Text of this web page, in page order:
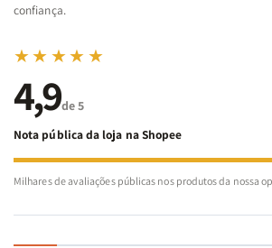
confiança.
★★★★★
4,9de 5
Nota pública da loja na Shopee
Milhares de avaliações públicas nos produtos da nossa